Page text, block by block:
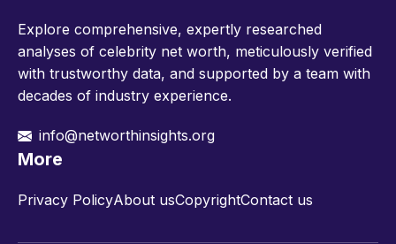
Explore comprehensive, expertly researched
analyses of celebrity net worth, meticulously verified
with trustworthy data, and supported by a team with
decades of industry experience.
info@networthinsights.org
More
Privacy PolicyAbout usCopyrightContact us